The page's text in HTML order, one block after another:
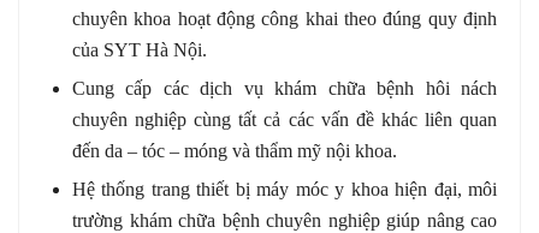
chuyên khoa hoạt động công khai theo đúng quy định
của SYT Hà Nội.
Cung cấp các dịch vụ khám chữa bệnh hôi nách
chuyên nghiệp cùng tất cả các vấn đề khác liên quan
đến da – tóc – móng và thẩm mỹ nội khoa.
Hệ thống trang thiết bị máy móc y khoa hiện đại, môi
trường khám chữa bệnh chuyên nghiệp giúp nâng cao